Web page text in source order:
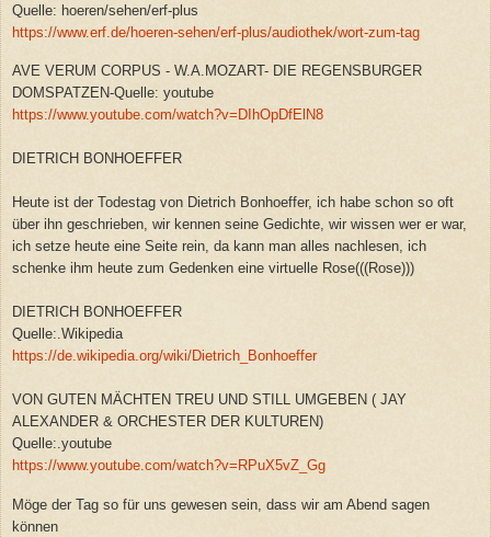
Quelle: hoeren/sehen/erf-plus
https://www.erf.de/hoeren-sehen/erf-plus/audiothek/wort-zum-tag
AVE VERUM CORPUS - W.A.MOZART- DIE REGENSBURGER
DOMSPATZEN-Quelle: youtube
https://www.youtube.com/watch?v=DIhOpDfElN8
DIETRICH BONHOEFFER
Heute ist der Todestag von Dietrich Bonhoeffer, ich habe schon so oft
über ihn geschrieben, wir kennen seine Gedichte, wir wissen wer er war,
ich setze heute eine Seite rein, da kann man alles nachlesen, ich
schenke ihm heute zum Gedenken eine virtuelle Rose(((Rose)))
DIETRICH BONHOEFFER
Quelle:.Wikipedia
https://de.wikipedia.org/wiki/Dietrich_Bonhoeffer
VON GUTEN MÄCHTEN TREU UND STILL UMGEBEN ( JAY
ALEXANDER & ORCHESTER DER KULTUREN)
Quelle:.youtube
https://www.youtube.com/watch?v=RPuX5vZ_Gg
Möge der Tag so für uns gewesen sein, dass wir am Abend sagen
können